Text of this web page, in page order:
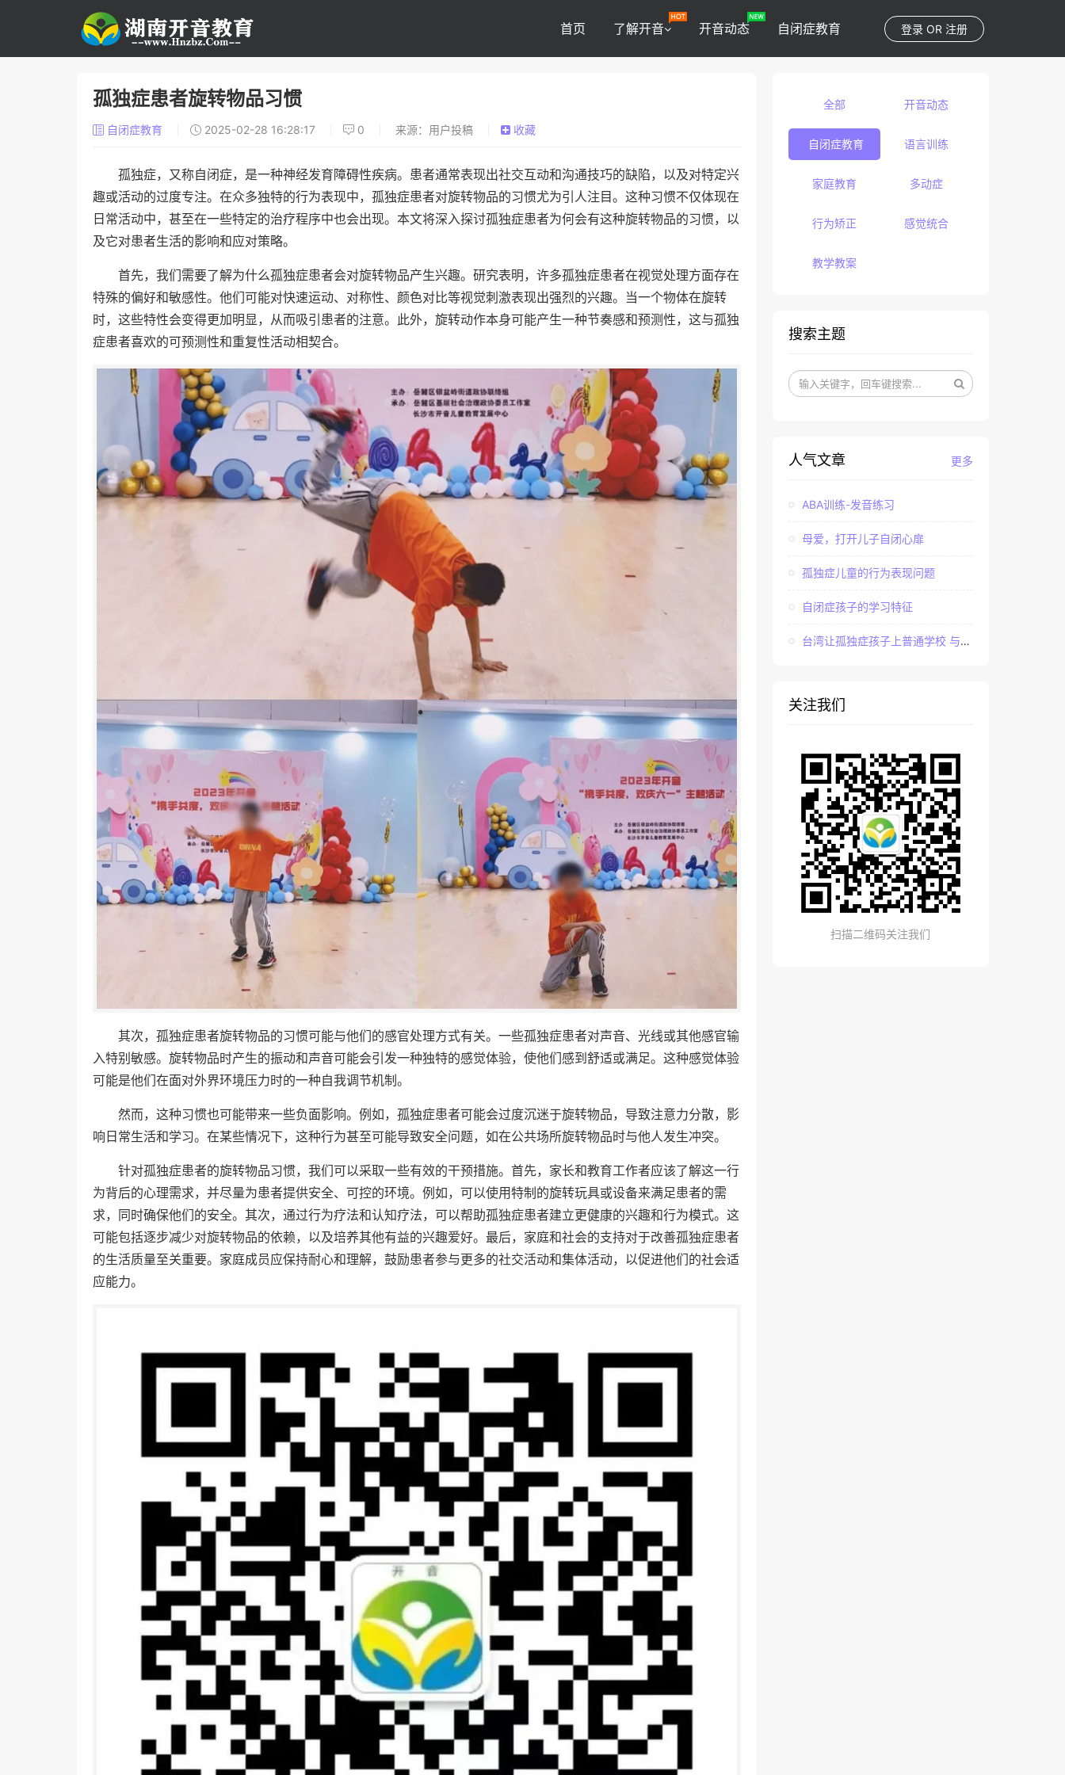
登录 OR 注册
首页 了解开音 开音动态 自闭症教育
孤独症患者旋转物品习惯
自闭症教育 2025-02-28 16:28:17 0 来源：用户投稿 收藏
孤独症，又称自闭症，是一种神经发育障碍性疾病。患者通常表现出社交互动和沟通技巧的缺陷，以及对特定兴
趣或活动的过度专注。在众多独特的行为表现中，孤独症患者对旋转物品的习惯尤为引人注目。这种习惯不仅体现在
日常活动中，甚至在一些特定的治疗程序中也会出现。本文将深入探讨孤独症患者为何会有这种旋转物品的习惯，以
及它对患者生活的影响和应对策略。
首先，我们需要了解为什么孤独症患者会对旋转物品产生兴趣。研究表明，许多孤独症患者在视觉处理方面存在
特殊的偏好和敏感性。他们可能对快速运动、对称性、颜色对比等视觉刺激表现出强烈的兴趣。当一个物体在旋转
时，这些特性会变得更加明显，从而吸引患者的注意。此外，旋转动作本身可能产生一种节奏感和预测性，这与孤独
症患者喜欢的可预测性和重复性活动相契合。
其次，孤独症患者旋转物品的习惯可能与他们的感官处理方式有关。一些孤独症患者对声音、光线或其他感官输
入特别敏感。旋转物品时产生的振动和声音可能会引发一种独特的感觉体验，使他们感到舒适或满足。这种感觉体验
可能是他们在面对外界环境压力时的一种自我调节机制。
然而，这种习惯也可能带来一些负面影响。例如，孤独症患者可能会过度沉迷于旋转物品，导致注意力分散，影
响日常生活和学习。在某些情况下，这种行为甚至可能导致安全问题，如在公共场所旋转物品时与他人发生冲突。
针对孤独症患者的旋转物品习惯，我们可以采取一些有效的干预措施。首先，家长和教育工作者应该了解这一行
为背后的心理需求，并尽量为患者提供安全、可控的环境。例如，可以使用特制的旋转玩具或设备来满足患者的需
求，同时确保他们的安全。其次，通过行为疗法和认知疗法，可以帮助孤独症患者建立更健康的兴趣和行为模式。这
可能包括逐步减少对旋转物品的依赖，以及培养其他有益的兴趣爱好。最后，家庭和社会的支持对于改善孤独症患者
的生活质量至关重要。家庭成员应保持耐心和理解，鼓励患者参与更多的社交活动和集体活动，以促进他们的社会适
应能力。
全部 开音动态
自闭症教育 语言训练
家庭教育 多动症
行为矫正 感觉统合
教学教案
搜索主题
更多
人气文章
ABA训练-发音练习
母爱，打开儿子自闭心扉
孤独症儿童的行为表现问题
自闭症孩子的学习特征
台湾让孤独症孩子上普通学校 与社会“融合”
关注我们
扫描二维码关注我们